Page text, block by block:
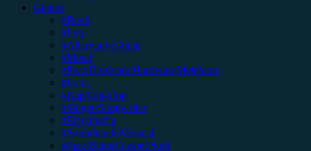
Genres
#Rock
#Pop
#Alternative/Indie
#Metal
#Post-Hardcore/Hardcore/Metalcore
#Punk
#Rap/Hip-Hop
#Singer/Songwriter
#Electronica
#Soundtrack/Musical
#Jazz/Blues/Gospel/Soul